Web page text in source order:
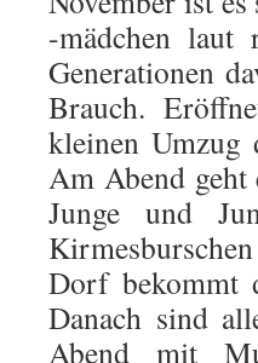
-mädchen
Generationen
Brauch.
kleinen Umzug
Am Abend
Junge und
Dorf bekommt
Danach sind
Abend mit